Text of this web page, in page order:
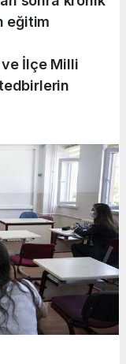
eğitim
İlçe Milli